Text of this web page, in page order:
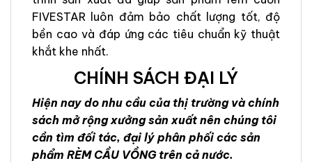
FIVESTAR luôn đảm bảo chất lượng tốt, độ
bền cao và đáp ứng các tiêu chuẩn kỹ thuật
khắt khe nhất.
CHÍNH SÁCH ĐẠI LÝ
Hiện nay do nhu cầu của thị trường và chính
sách mở rộng xưởng sản xuất nên chúng tôi
cần tìm đối tác, đại lý phân phối các sản
phẩm RÈM CẦU VỒNG trên cả nước.